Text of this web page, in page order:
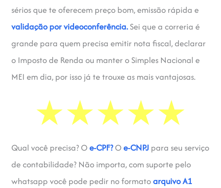
sérios que te oferecem preço bom, emissão rápida e
validação por videoconferência.Sei que a correria é
grande para quem precisa emitir nota fiscal, declarar
o Imposto de Renda ou manter o Simples Nacional e
MEI em dia, por isso já te trouxe as mais vantajosas.
Qual você precisa? Oe-CPF?Oe-CNPJ para seu serviço
de contabilidade? Não importa, com suporte pelo
whatsapp você pode pedir no formatoarquivo A1